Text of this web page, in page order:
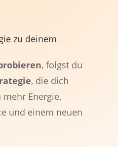
zu deinem
, folgst du
, die dich
Energie,
und einem neuen